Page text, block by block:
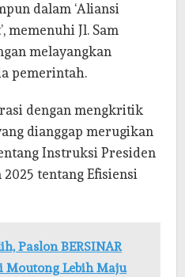
dalam ‘Aliansi
memenuhi Jl. Sam
melayangkan
pemerintah.
dengan mengkritik
dianggap merugikan
Instruksi Presiden
tentang Efisiensi
Paslon BERSINAR
Lebih Maju